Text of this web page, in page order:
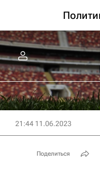
21:44 11.06.2023
Поделиться